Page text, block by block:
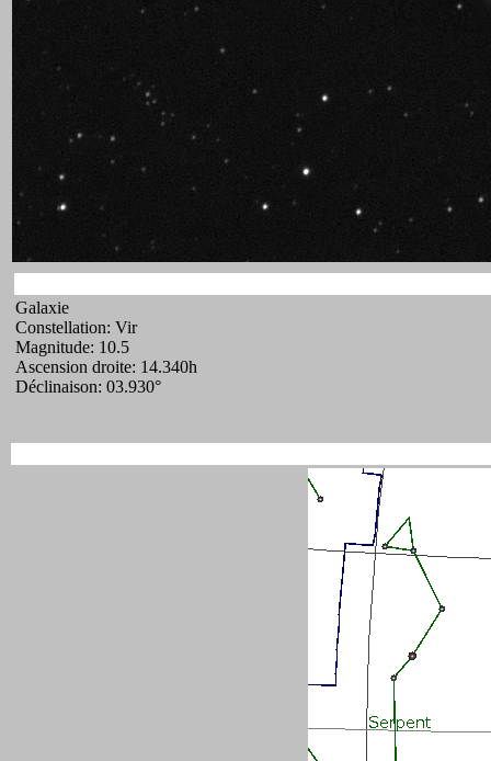
Galaxie
Constellation: Vir
Magnitude: 10.5
Ascension droite: 14.340h
Déclinaison: 03.930°